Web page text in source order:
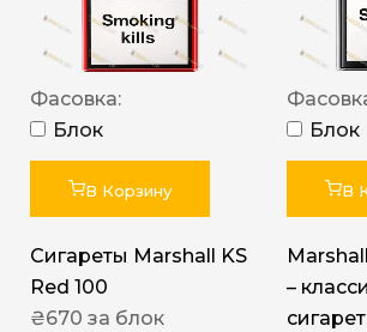
Фасовка:
Блок
В Корзину
Сигареты Marshall KS
Red 100
₴670 за блок
Блок
В
–